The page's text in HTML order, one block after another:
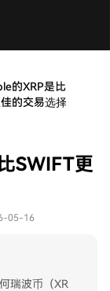
的XRP是比
的交易选择
SWIFT更
05-16
瑞波币（XR